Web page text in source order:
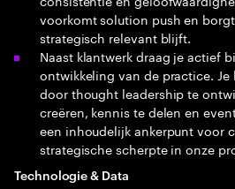
voorkomt solution push en
strategisch relevant blijft.
Naast klantwerk draag je actief
ontwikkeling van de practice.
door thought leadership te
creëren, kennis te delen en
een inhoudelijk ankerpunt voor
strategische scherpte in onze
Technologie & Data